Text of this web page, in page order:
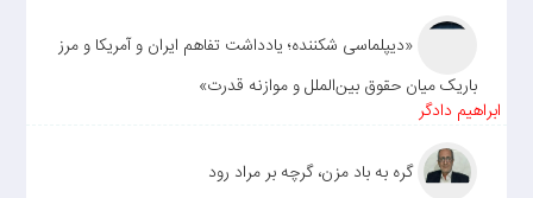
«دیپلماسی شکننده؛ یادداشت تفاهم ایران و آمریکا و مرز
باریک میان حقوق بین‌الملل و موازنه قدرت»
ابراهیم دادگر
گره به باد مزن، گرچه بر مراد رود